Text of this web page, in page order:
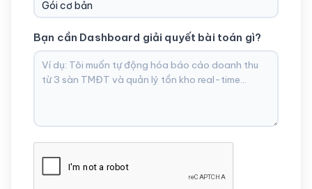
Bạn cần Dashboard giải quyết bài toán gì?